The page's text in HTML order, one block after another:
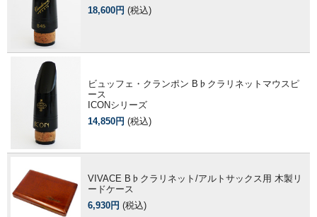
18,600円 (税込)
ビュッフェ・クランポン B♭クラリネットマウスピ
ース
ICONシリーズ
14,850円 (税込)
VIVACE B♭クラリネット/アルトサックス用 木製リ
ードケース
6,930円 (税込)